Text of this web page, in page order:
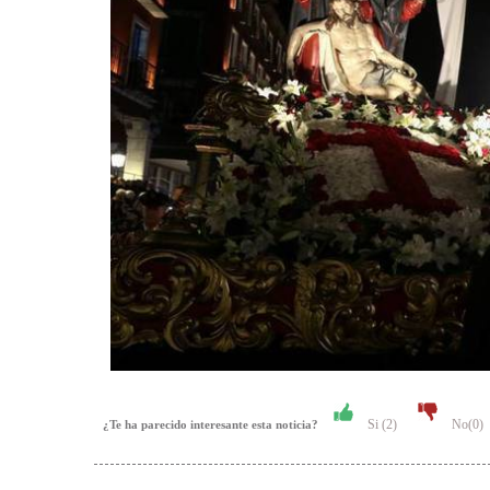
¿Te ha parecido interesante esta noticia? Si (2) No(0)